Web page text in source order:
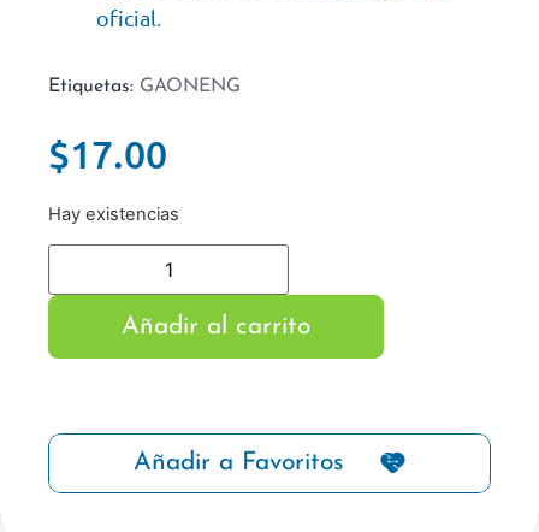
oficial
Etiquetas: GAONENG
$17.00
Hay existencias
Añadir al carrito
Añadir a Favoritos